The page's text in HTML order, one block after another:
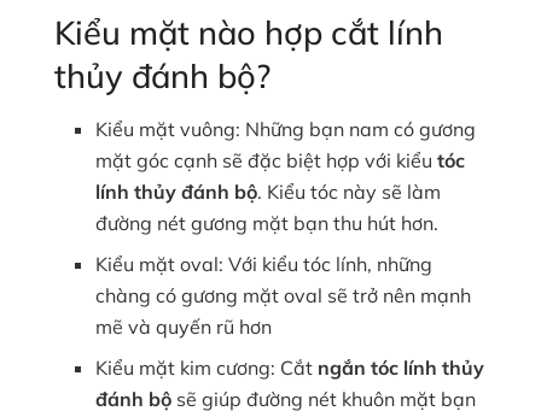
Kiểu mặt nào hợp cắt lính
thủy đánh bộ?
Kiểu mặt vuông: Những bạn nam có gương
mặt góc cạnh sẽ đặc biệt hợp với kiểutóc
lính thủy đánh bộ. Kiểu tóc này sẽ làm
đường nét gương mặt bạn thu hút hơn.
Kiểu mặt oval: Với kiểu tóc lính, những
chàng có gương mặt oval sẽ trở nên mạnh
mẽ và quyến rũ hơn
Kiểu mặt kim cương: Cắt ngắn tóc lính thủy
đánh bộ sẽ giúp đường nét khuôn mặt bạn